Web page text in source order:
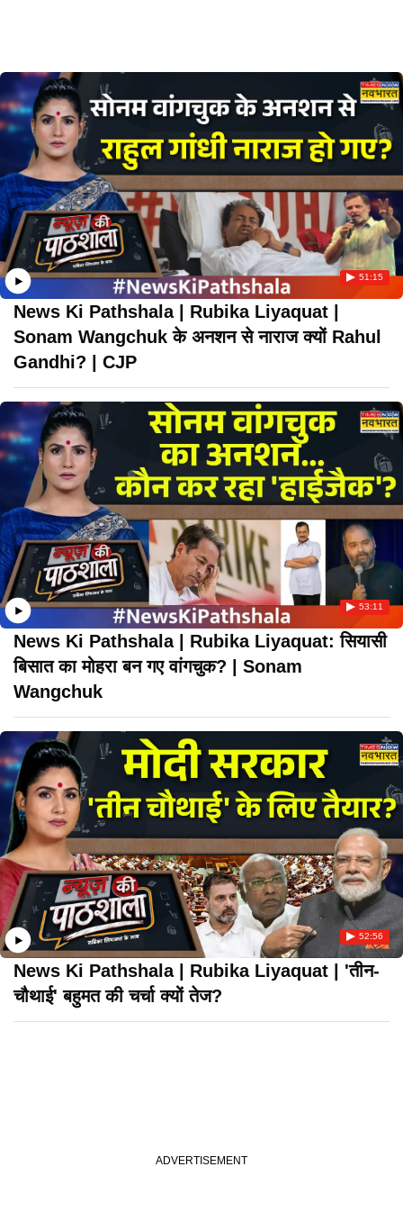
51:15
News Ki Pathshala | Rubika Liyaquat |
Sonam Wangchuk के अनशन से नाराज क्यों Rahul
Gandhi? | CJP
53:11
News Ki Pathshala | Rubika Liyaquat: सियासी
बिसात का मोहरा बन गए वांगचुक? | Sonam
Wangchuk
52:56
News Ki Pathshala | Rubika Liyaquat | 'तीन-
चौथाई' बहुमत की चर्चा क्यों तेज?